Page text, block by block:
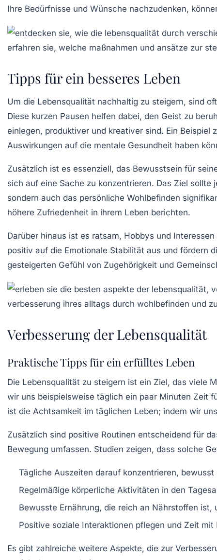
Ihre Bedürfnisse und Wünsche nachzudenken,
Tipps für ein besseres Leben
Um die Lebensqualität nachhaltig zu steigern, sind
Diese kurzen Pausen helfen dabei, den Geist zu
einlegen, produktiver und kreativer sind. Ein
Auswirkungen auf die mentale Gesundheit haben
Zusätzlich ist es essenziell, das Bewusstsein für
sich auf eine Sache zu konzentrieren. Das Ziel
sondern auch das persönliche Wohlbefinden
höhere Zufriedenheit in ihrem Leben berichten.
Darüber hinaus ist es ratsam, Hobbys und
positiv auf die Emotionale Stabilität aus und fördern
gesteigerten Gefühl von Zugehörigkeit und
Verbesserung der Lebensqualität
Praktische Tipps für ein erfülltes Leben
Die Lebensqualität zu steigern ist ein Ziel, das viele
wir uns beispielsweise täglich ein paar Minuten Zeit
ist die Achtsamkeit im täglichen Leben; indem wir
Zusätzlich sind positive Routinen entscheidend für
Bewegung umfassen. Studien zeigen, dass solche
Tägliche Auszeiten darauf konzentrieren,
Regelmäßige körperliche Aktivitäten in den
Bewusste Ernährung, die reich an Nährstoffen
Positive soziale Interaktionen pflegen und Zeit
Es gibt zahlreiche weitere Aspekte, die zur